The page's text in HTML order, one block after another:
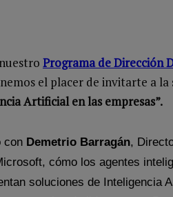
Programa de Dirección
el placer de invitarte a la
Artificial en las empresas”.
con Demetrio Barragán,
cómo los agentes
soluciones de Inteligencia